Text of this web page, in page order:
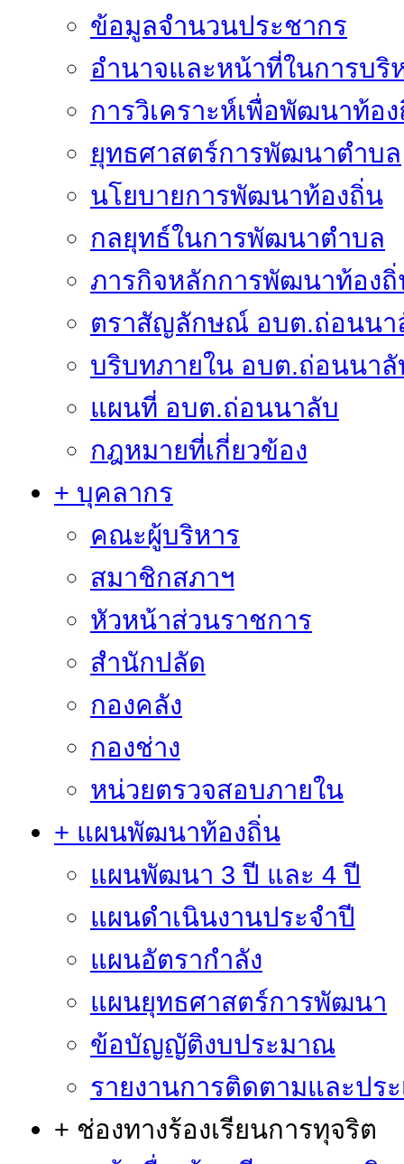
ข้อมูลจำนวนประชากร
อำนาจและหน้าที่ในการบริ
การวิเคราะห์เพื่อพัฒนาท้อ
ยุทธศาสตร์การพัฒนาตำบล
นโยบายการพัฒนาท้องถิ่น
กลยุทธ์ในการพัฒนาตำบล
ภารกิจหลักการพัฒนาท้อง
ตราสัญลักษณ์ อบต.ถ่อนนา
บริบทภายใน อบต.ถ่อนนา
แผนที่ อบต.ถ่อนนาลับ
กฎหมายที่เกี่ยวข้อง
+ บุคลากร
คณะผู้บริหาร
สมาชิกสภาฯ
หัวหน้าส่วนราชการ
สำนักปลัด
กองคลัง
กองช่าง
หน่วยตรวจสอบภายใน
+ แผนพัฒนาท้องถิ่น
แผนพัฒนา 3 ปี และ 4 ปี
แผนดำเนินงานประจำปี
แผนอัตรากำลัง
แผนยุทธศาสตร์การพัฒนา
ข้อบัญญัติงบประมาณ
รายงานการติดตามและปร
+ ช่องทางร้องเรียนการทุจริต